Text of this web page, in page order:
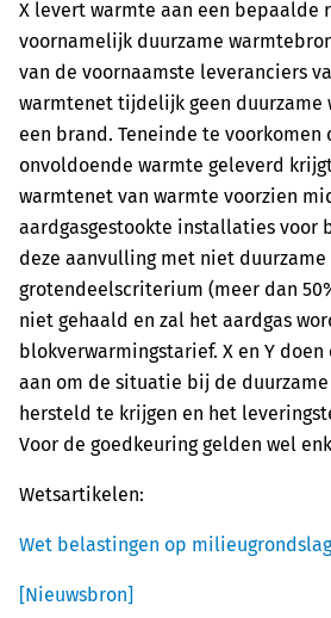
X levert warmte aan een bepaalde
voornamelijk duurzame
van de voornaamste leveranciers
warmtenet tijdelijk geen duurzame
een brand. Teneinde te voorkomen
onvoldoende warmte geleverd
warmtenet van warmte voorzien
aardgasgestookte installaties voor
deze aanvulling met niet
grotendeelscriterium (meer dan
niet gehaald en zal het aardgas
blokverwarmingstarief. X en Y
aan om de situatie bij de
hersteld te krijgen en het
Voor de goedkeuring gelden wel
Wetsartikelen:
Wet belastingen op
[Nieuwsbron]